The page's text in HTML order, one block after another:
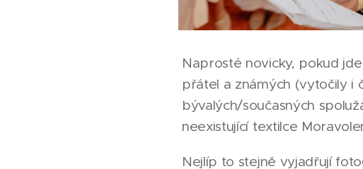
Naprosté novicky, pokud
přátel a známých (vytočily i
bývalých/současných
neexistující textilce
Nejlíp to stejně vyjadřují